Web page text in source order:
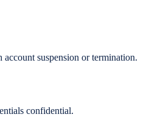
suspension or termination.
confidential.